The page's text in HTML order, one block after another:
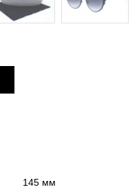
145 мм